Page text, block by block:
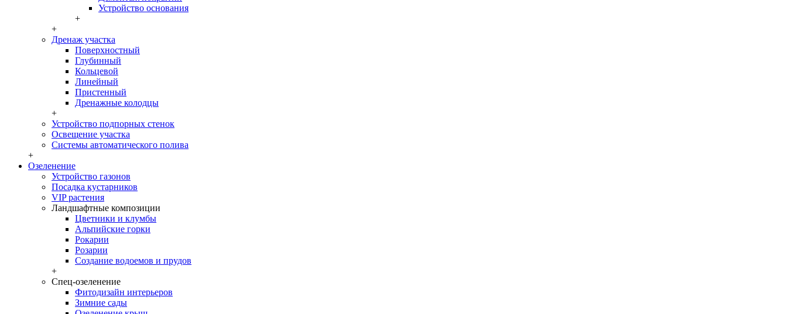
Устройство основания
+
+
Дренаж участка
Поверхностный
Глубинный
Кольцевой
Линейный
Пристенный
Дренажные колодцы
+
Устройство подпорных стенок
Освещение участка
Системы автоматического полива
+
Озеленение
Устройство газонов
Посадка кустарников
VIP растения
Ландшафтные композиции
Цветники и клумбы
Альпийские горки
Рокарии
Розарии
Создание водоемов и прудов
+
Спец-озеленение
Фитодизайн интерьеров
Зимние сады